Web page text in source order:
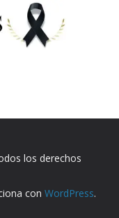
los derechos
con WordPress.